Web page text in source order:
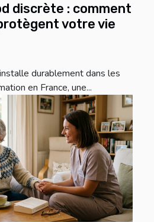
discrète : comment
votre vie
durablement dans les
en France, une...